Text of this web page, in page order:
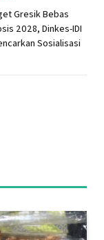
Gresik Bebas
2028, Dinkes-IDI
Sosialisasi